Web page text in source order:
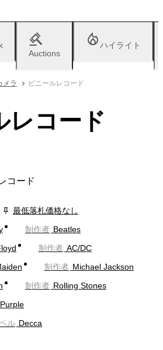
Auctions
ハイライト
メラ ビニールレコード
レコード
コード
最低落札価格なし
制作者 Beatles
制作者 AC/DC
制作者 Michael Jackson
制作者 Rolling Stones
ル Decca